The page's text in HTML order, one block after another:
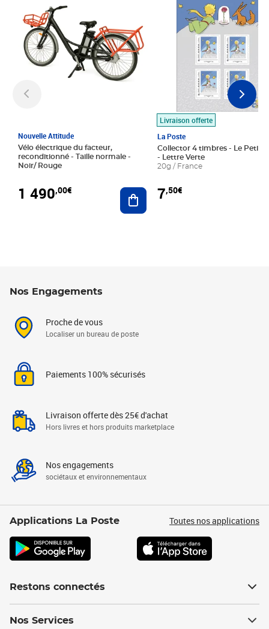
Nouvelle Attitude
Vélo électrique du facteur,
reconditionné - Taille normale -
Noir/ Rouge
1 490,00€ Ajouter au panier
Livraison offerte
La Poste
Collector 4 timbres - Le Petit
- Lettre Verte
20g / France
7,50€
Nos Engagements
Proche de vous
Localiser un bureau de poste
Paiements 100% sécurisés
Livraison offerte dès 25€ d'achat
Hors livres et hors produits marketplace
Nos engagements
sociétaux et environnementaux
Applications La Poste Toutes nos applications
Restons connectés
Nos Services